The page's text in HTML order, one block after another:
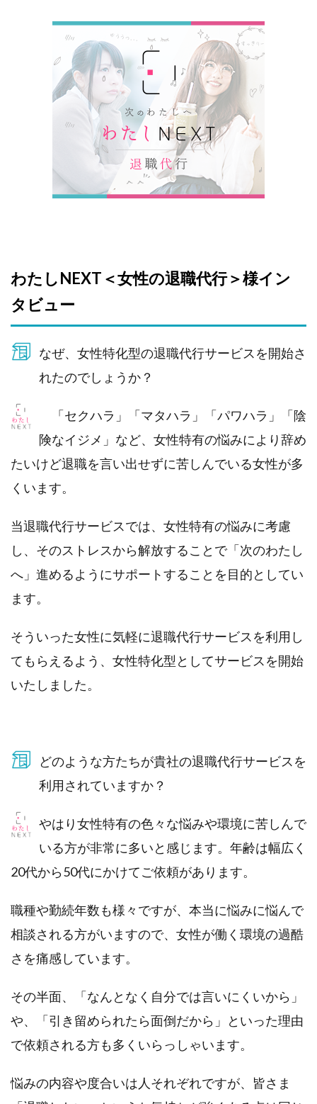
わたしNEXT＜女性の退職代行＞様イン
タビュー
なぜ、女性特化型の退職代行サービスを開始さ
れたのでしょうか？
「セクハラ」「マタハラ」「パワハラ」「陰
険なイジメ」など、女性特有の悩みにより辞め
たいけど退職を言い出せずに苦しんでいる女性が多
くいます。
当退職代行サービスでは、女性特有の悩みに考慮
し、そのストレスから解放することで「次のわたし
へ」進めるようにサポートすることを目的としてい
ます。
そういった女性に気軽に退職代行サービスを利用し
てもらえるよう、女性特化型としてサービスを開始
いたしました。
どのような方たちが貴社の退職代行サービスを
利用されていますか？
やはり女性特有の色々な悩みや環境に苦しんで
いる方が非常に多いと感じます。年齢は幅広く
20代から50代にかけてご依頼があります。
職種や勤続年数も様々ですが、本当に悩みに悩んで
相談される方がいますので、女性が働く環境の過酷
さを痛感しています。
その半面、「なんとなく自分では言いにくいから」
や、「引き留められたら面倒だから」といった理由
で依頼される方も多くいらっしゃいます。
悩みの内容や度合いは人それぞれですが、皆さま